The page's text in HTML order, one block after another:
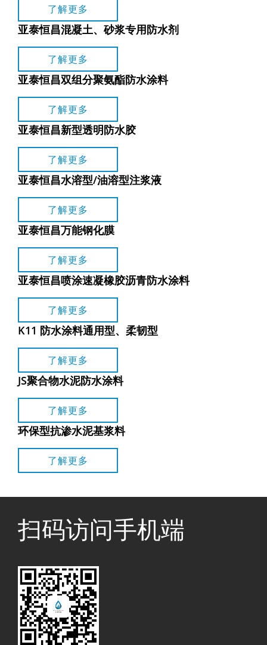
了解更多
亚泰恒昌混凝土、砂浆专用防水剂
了解更多
亚泰恒昌双组分聚氨酯防水涂料
了解更多
亚泰恒昌新型透明防水胶
了解更多
亚泰恒昌水溶型/油溶型注浆液
了解更多
亚泰恒昌万能钢化膜
了解更多
亚泰恒昌喷涂速凝橡胶沥青防水涂料
了解更多
K11 防水涂料通用型、柔韧型
了解更多
JS聚合物水泥防水涂料
了解更多
环保型抗渗水泥基浆料
了解更多
扫码访问手机端